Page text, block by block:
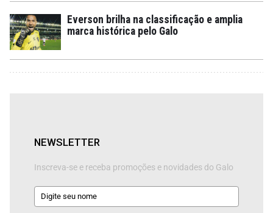
Everson brilha na classificação e amplia
marca histórica pelo Galo
NEWSLETTER
Inscreva-se e receba promoções e novidades do Galo